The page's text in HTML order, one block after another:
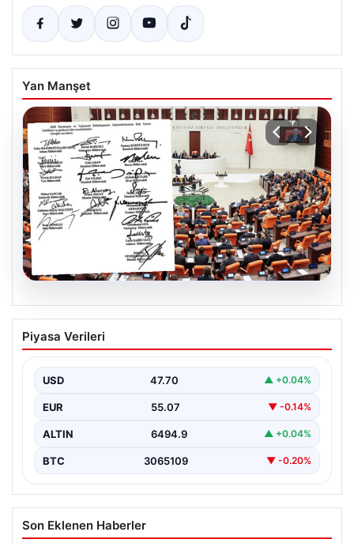
Yan Manşet
Terörsüz Türkiye için tarihi adım. 360
milletvekili imza attı, çerçeve yasa
{“title”:”Terörsüz Türkiye İçin Önemli Hukuki Adım: 360
Sunuldu”,”content”:”…
Piyasa Verileri
USD 47.70 ▲ +0.04%
EUR 55.07 ▼ -0.14%
ALTIN 6494.9 ▲ +0.04%
BTC 3065109 ▼ -0.20%
Son Eklenen Haberler